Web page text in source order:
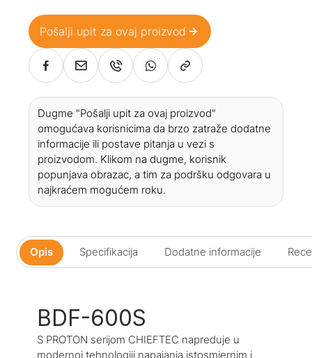
Pošalji upit za ovaj proizvod
Dugme "Pošalji upit za ovaj proizvod"
omogućava korisnicima da brzo zatraže dodatne
informacije ili postave pitanja u vezi s
proizvodom. Klikom na dugme, korisnik
popunjava obrazac, a tim za podršku odgovara u
najkraćem mogućem roku.
Opis Specifikacija Dodatne informacije
BDF-600S
S PROTON serijom CHIEFTEC napreduje u
modernoj tehnologiji napajanja istosmjernim i